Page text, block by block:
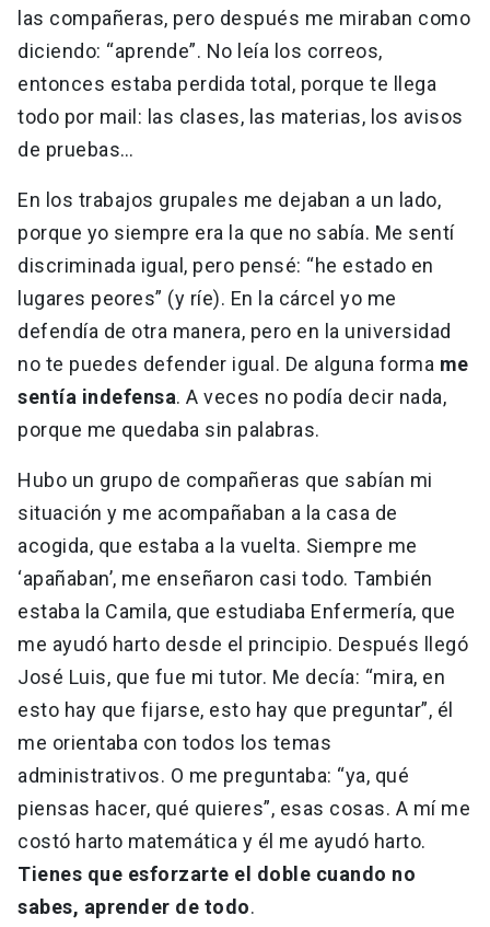
las compañeras, pero después me miraban como
diciendo: “aprende”. No leía los correos,
entonces estaba perdida total, porque te llega
todo por mail: las clases, las materias, los avisos
de pruebas…
En los trabajos grupales me dejaban a un lado,
porque yo siempre era la que no sabía. Me sentí
discriminada igual, pero pensé: “he estado en
lugares peores” (y ríe). En la cárcel yo me
defendía de otra manera, pero en la universidad
no te puedes defender igual. De alguna forma me
sentía indefensa. A veces no podía decir nada,
porque me quedaba sin palabras.
Hubo un grupo de compañeras que sabían mi
situación y me acompañaban a la casa de
acogida, que estaba a la vuelta. Siempre me
‘apañaban’, me enseñaron casi todo. También
estaba la Camila, que estudiaba Enfermería, que
me ayudó harto desde el principio. Después llegó
José Luis, que fue mi tutor. Me decía: “mira, en
esto hay que fijarse, esto hay que preguntar”, él
me orientaba con todos los temas
administrativos. O me preguntaba: “ya, qué
piensas hacer, qué quieres”, esas cosas. A mí me
costó harto matemática y él me ayudó harto.
Tienes que esforzarte el doble cuando no
sabes, aprender de todo.